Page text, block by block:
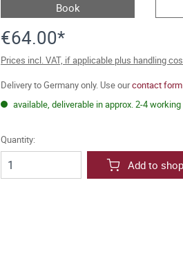
Book
€64.00*
Prices incl. VAT, if applicable plus handling
Delivery to Germany only. Use ourcontact form
available, deliverable in approx. 2-4 working
Quantity:
Add to